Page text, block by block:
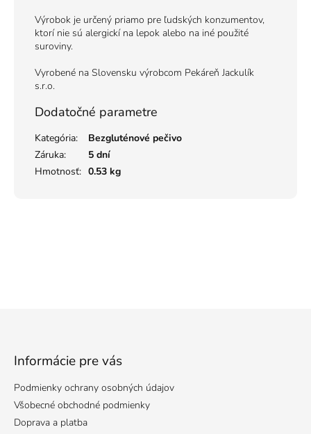
Výrobok je určený priamo pre ľudských konzumentov,
ktorí nie sú alergickí na lepok alebo na iné použité
suroviny.
Vyrobené na Slovensku výrobcom Pekáreň Jackulík
s.r.o.
Dodatočné parametre
Kategória:
Bezgluténové pečivo
Záruka:
5 dní
Hmotnosť: 0.53 kg
Informácie pre vás
Podmienky ochrany osobných údajov
Všobecné obchodné podmienky
Doprava a platba